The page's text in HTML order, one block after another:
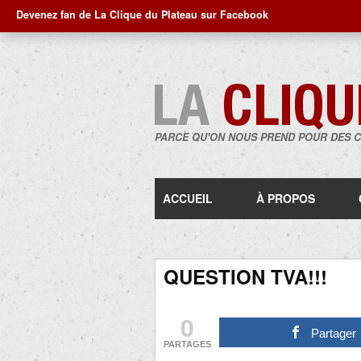
Devenez fan de La Clique du Plateau sur Facebook
PARCE QU'ON NOUS PREND POUR DES
ACCUEIL À PROPOS
QUESTION TVA!!!
0
PARTAGES
Partager